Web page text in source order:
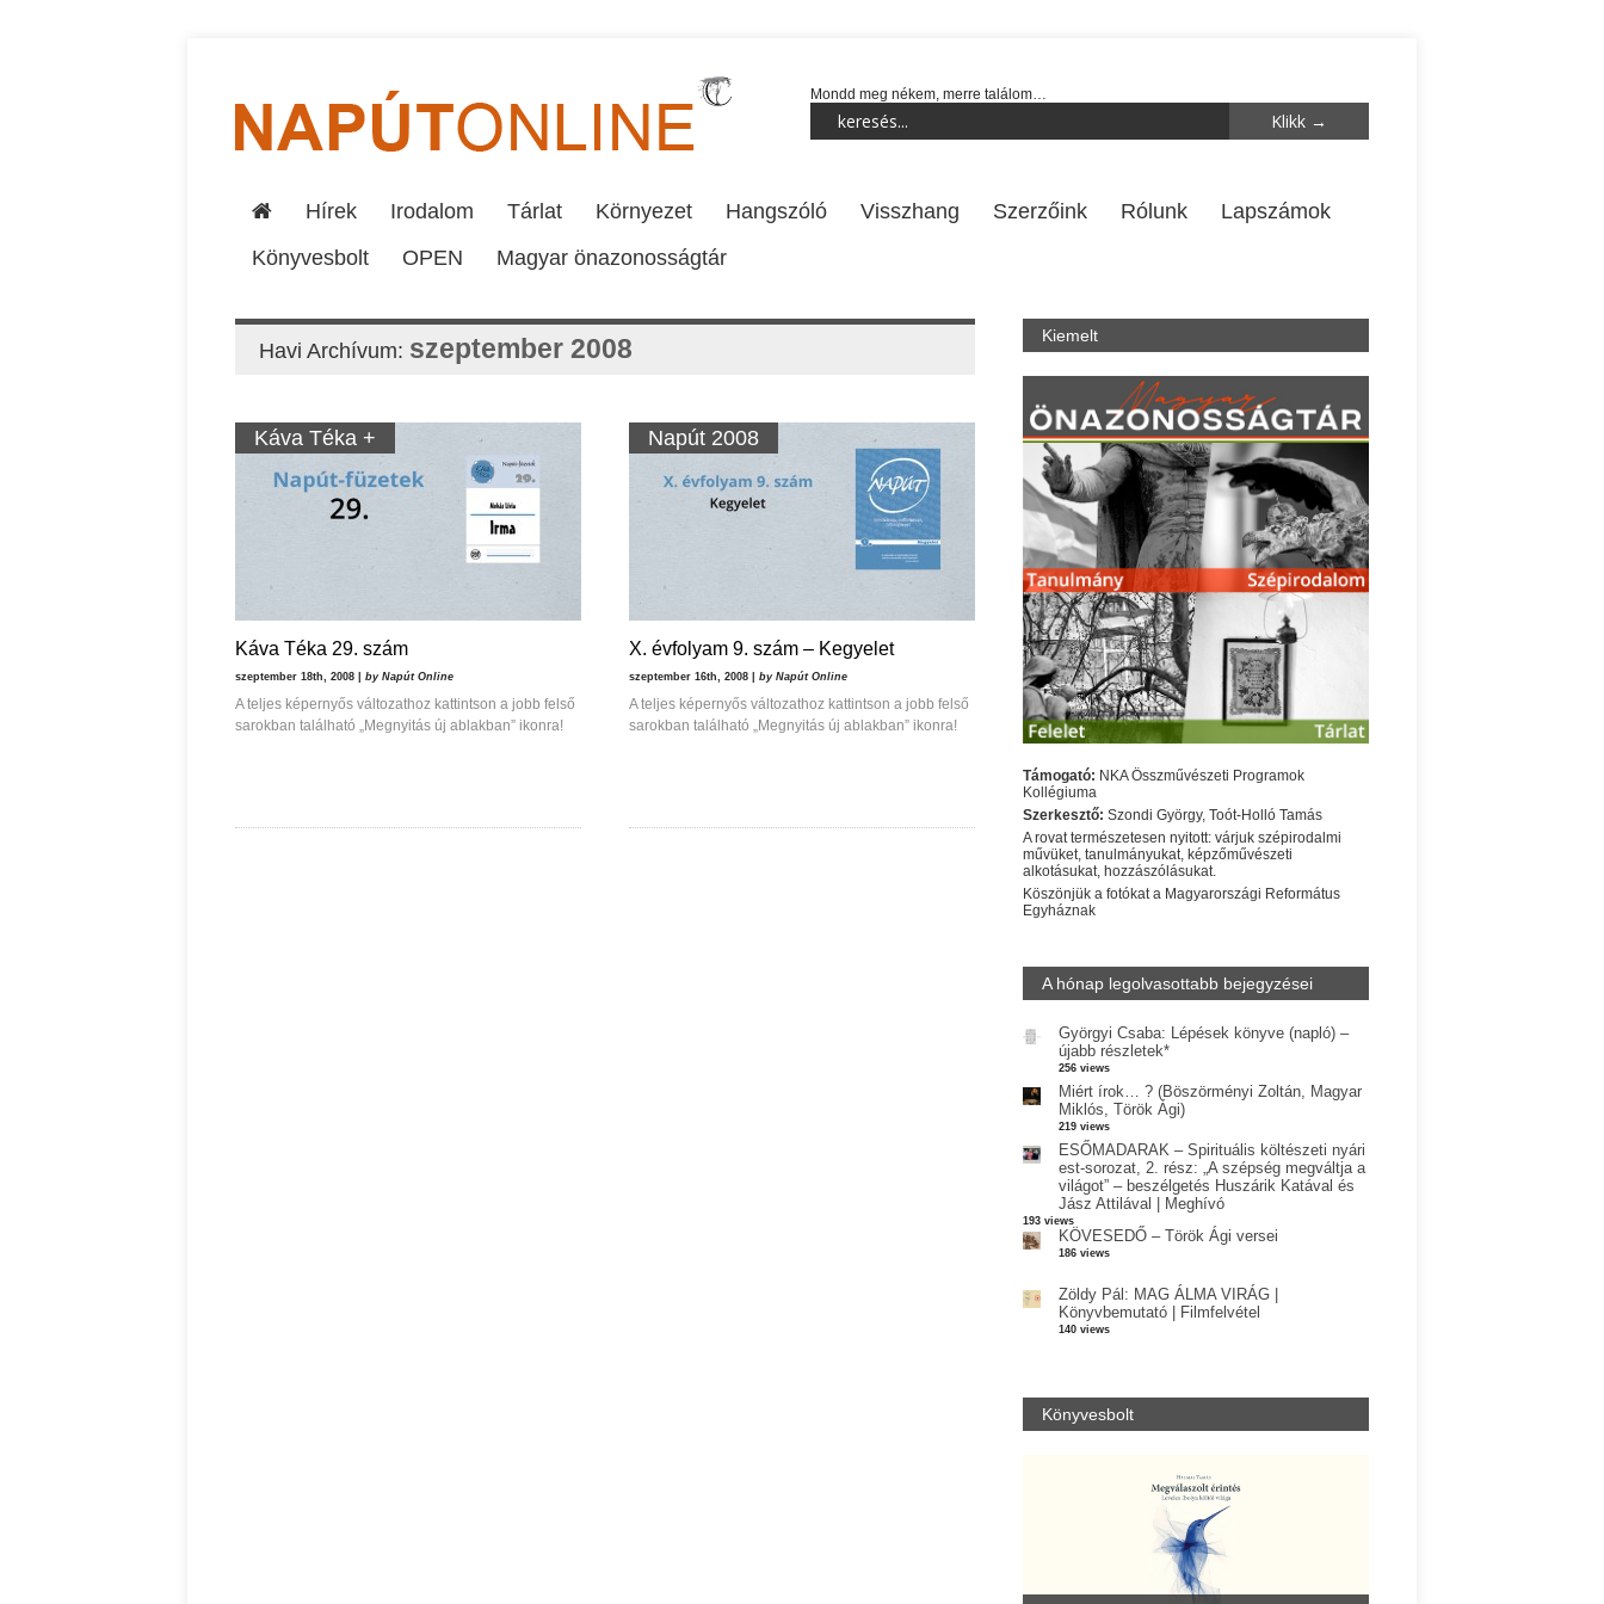
Mondd meg nékem, merre találom…
Hírek Irodalom Tárlat Környezet Hangszóló Visszhang Szerzőink Rólunk
Lapszámok
Könyvesbolt
OPEN Magyar önazonosságtár
Havi Archívum: szeptember 2008
Káva Téka +
Káva Téka 29. szám
szeptember 18th, 2008 | by Napút Online
A teljes képernyős változathoz kattintson a jobb felső
sarokban található „Megnyitás új ablakban” ikonra!
Napút 2008
X. évfolyam 9. szám – Kegyelet
szeptember 16th, 2008 | by Napút Online
A teljes képernyős változathoz kattintson a jobb felső
sarokban található „Megnyitás új ablakban” ikonra!
Kiemelt
Támogató: NKA Összművészeti Programok
Kollégiuma
Szerkesztő: Szondi György, Toót-Holló Tamás
A rovat természetesen nyitott: várjuk szépirodalmi
művüket, tanulmányukat, képzőművészeti
alkotásukat, hozzászólásukat.
Köszönjük a fotókat a Magyarországi Református
Egyháznak
A hónap legolvasottabb bejegyzései
Györgyi Csaba: Lépések könyve (napló) –
újabb részletek*
256 views
Miért írok… ? (Böszörményi Zoltán, Magyar
Miklós, Török Ági)
219 views
ESŐMADARAK – Spirituális költészeti nyári
est-sorozat, 2. rész: „A szépség megváltja a
világot” – beszélgetés Huszárik Katával és
Jász Attilával | Meghívó
193 views
KÖVESEDŐ – Török Ági versei
186 views
Zöldy Pál: MAG ÁLMA VIRÁG |
Könyvbemutató | Filmfelvétel
140 views
Könyvesbolt